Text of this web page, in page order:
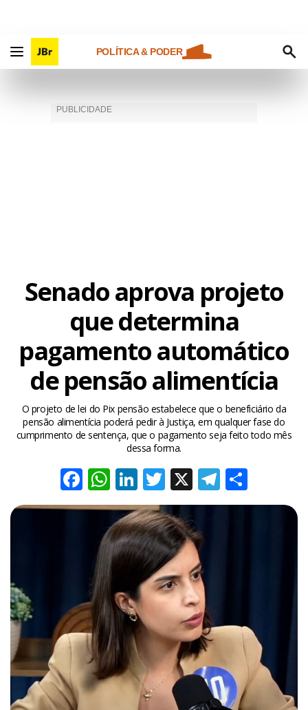
POLÍTICA & PODER
Senado aprova projeto
que determina
pagamento automático
de pensão alimentícia
O projeto de lei do Pix pensão estabelece que o beneficiário da
pensão alimentícia poderá pedir à Justiça, em qualquer fase do
cumprimento de sentença, que o pagamento seja feito todo mês
dessa forma.
Facebook
WhatsApp
LinkedIn
Twitter
X